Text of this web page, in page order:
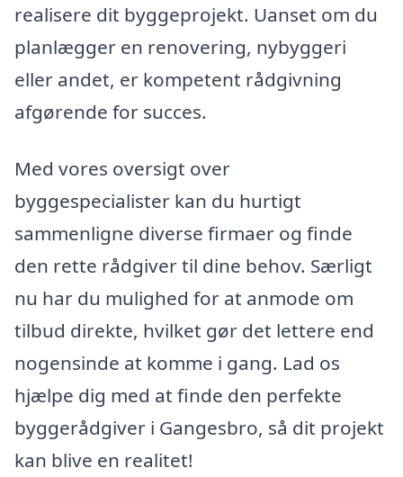
realisere dit byggeprojekt. Uanset om du
planlægger en renovering, nybyggeri
eller andet, er kompetent rådgivning
afgørende for succes.
Med vores oversigt over
byggespecialister kan du hurtigt
sammenligne diverse firmaer og finde
den rette rådgiver til dine behov. Særligt
nu har du mulighed for at anmode om
tilbud direkte, hvilket gør det lettere end
nogensinde at komme i gang. Lad os
hjælpe dig med at finde den perfekte
byggerådgiver i Gangesbro, så dit projekt
kan blive en realitet!